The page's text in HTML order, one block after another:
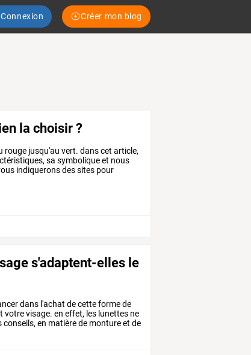
Connexion Créer mon blog
la choisir ?
rouge jusqu'au vert. danscet article,
sa symboliqueet nous
indiqueronsdessites pour
s'adaptent-elles le
dans l'achat decetteformede
votrevisage. en effet, les lunettes ne
conseils, en matièrede montureet de